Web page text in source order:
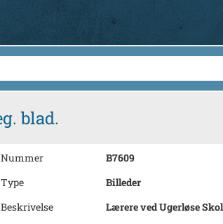
blad.
Nummer
B7609
Type
Billeder
Beskrivelse
Lærere ved Ugerløse